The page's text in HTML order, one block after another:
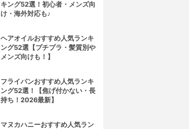
キング52選！初心者・メンズ向
け・海外対応も♪
ヘアオイルおすすめ人気ランキ
ング52選【プチプラ・髪質別や
メンズ向けも！】
フライパンおすすめ人気ランキ
ング52選！【焦げ付かない・長
持ち！2026最新】
マヌカハニーおすすめ人気ラン